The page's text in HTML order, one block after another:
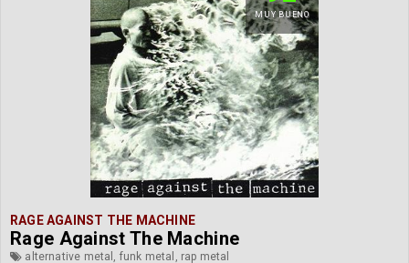
MUY BUENO
RAGE AGAINST THE MACHINE
Rage Against The Machine
alternative metal, funk metal, rap metal